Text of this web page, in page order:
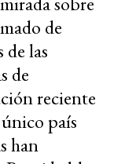
de
de las
de
reciente
país
han